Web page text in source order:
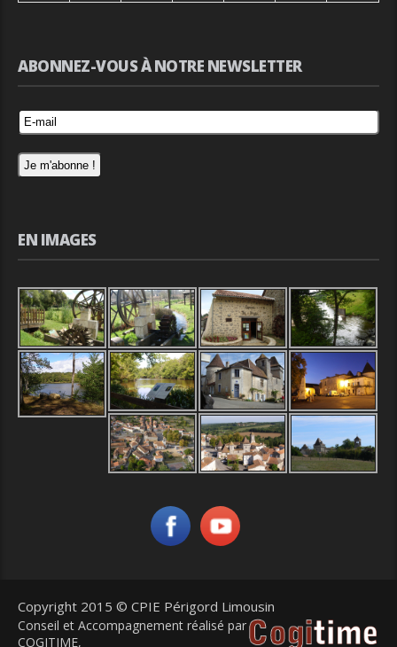
ABONNEZ-VOUS À NOTRE NEWSLETTER
EN IMAGES
Copyright 2015 © CPIE Périgord Limousin
Conseil et Accompagnement réalisé par
COGITIME,